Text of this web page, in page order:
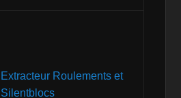
Extracteur Roulements et
Silentblocs